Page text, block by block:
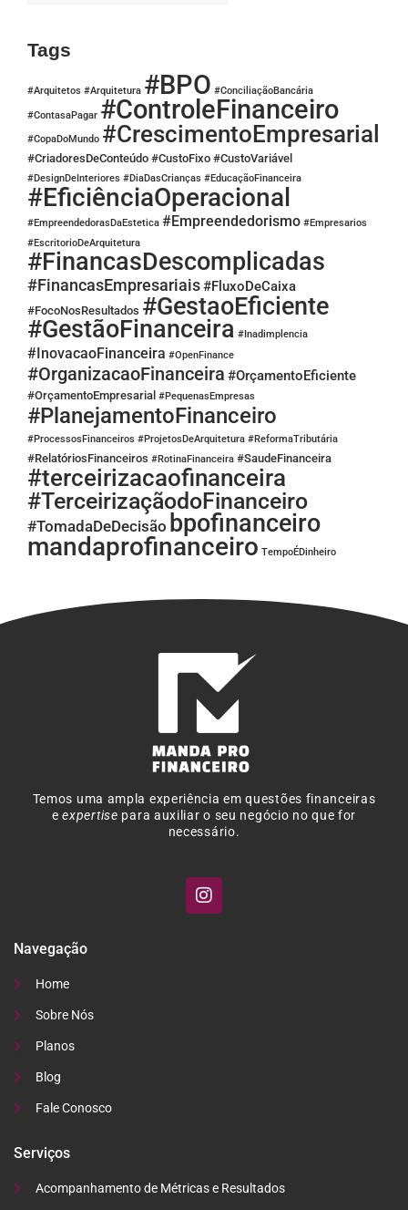
Tags
#Arquitetos #Arquitetura #BPO #ConciliaçãoBancária
#ContasaPagar #ControleFinanceiro
#CopaDoMundo #CrescimentoEmpresarial
#CriadoresDeConteúdo #CustoFixo #CustoVariável
#DesignDeInteriores #DiaDasCrianças #EducaçãoFinanceira
#EficiênciaOperacional
#EmpreendedorasDaEstetica #Empreendedorismo #Empresarios
#EscritorioDeArquitetura
#FinancasDescomplicadas
#FinancasEmpresariais#FluxoDeCaixa
#FocoNosResultados #GestaoEficiente
#GestãoFinanceira #Inadimplencia
#InovacaoFinanceira #OpenFinance
#OrganizacaoFinanceira #OrçamentoEficiente
#OrçamentoEmpresarial #PequenasEmpresas
#PlanejamentoFinanceiro
#ProcessosFinanceiros #ProjetosDeArquitetura #ReformaTributária
#RelatóriosFinanceiros #RotinaFinanceira #SaudeFinanceira
#terceirizacaofinanceira
#TerceirizaçãodoFinanceiro
#TomadaDeDecisão bpofinanceiro
mandaprofinanceiro TempoÉDinheiro
Temos uma ampla experiência em questões financeiras
eexpertise para auxiliar o seu negócio no que for
necessário.
Navegação
Home
Sobre Nós
Planos
Blog
Fale Conosco
Serviços
Acompanhamento de Métricas e Resultados